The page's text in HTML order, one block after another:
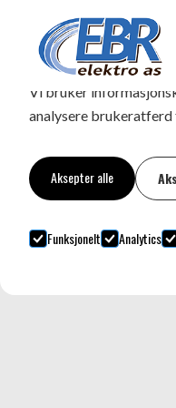
Vi bruker
analysere
Aksepter alle
Funksjonelt Analytics